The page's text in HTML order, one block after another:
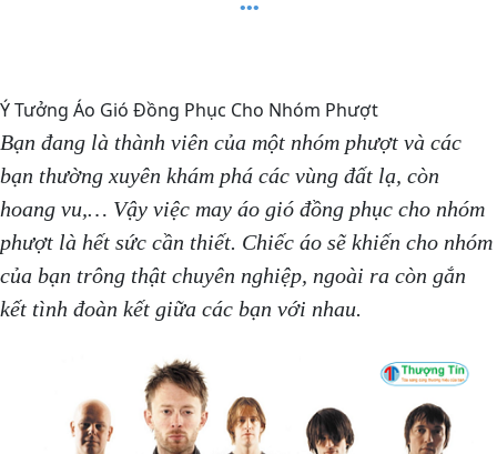
Ý Tưởng Áo Gió Đồng Phục Cho Nhóm Phượt
Bạn đang là thành viên của một nhóm phượt và các
bạn thường xuyên khám phá các vùng đất lạ, còn
hoang vu,… Vậy việc may áo gió đồng phục cho nhóm
phượt là hết sức cần thiết. Chiếc áo sẽ khiến cho nhóm
của bạn trông thật chuyên nghiệp, ngoài ra còn gắn
kết tình đoàn kết giữa các bạn với nhau.